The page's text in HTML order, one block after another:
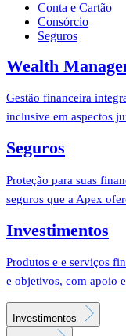
Conta e Cartão
Consórcio
Seguros
Wealth
Gestão financeira
inclusive em aspectos
Seguros
Proteção para suas
seguros que a Apex
Investimentos
Produtos e e serviços
e objetivos, com apoio
Investimentos